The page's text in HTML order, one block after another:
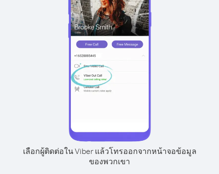
เลือกผู้ติดต่อใน Viber แล้วโทรออกจากหน้าจอข้อมูล
ของพวกเขา